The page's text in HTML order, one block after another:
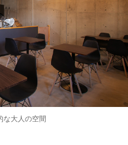
な大人の空間